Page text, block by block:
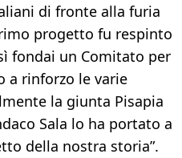
di fronte alla furia
progetto fu respinto
fondai un Comitato per
a rinforzo le varie
la giunta Pisapia
Sala lo ha portato a
della nostra storia”.